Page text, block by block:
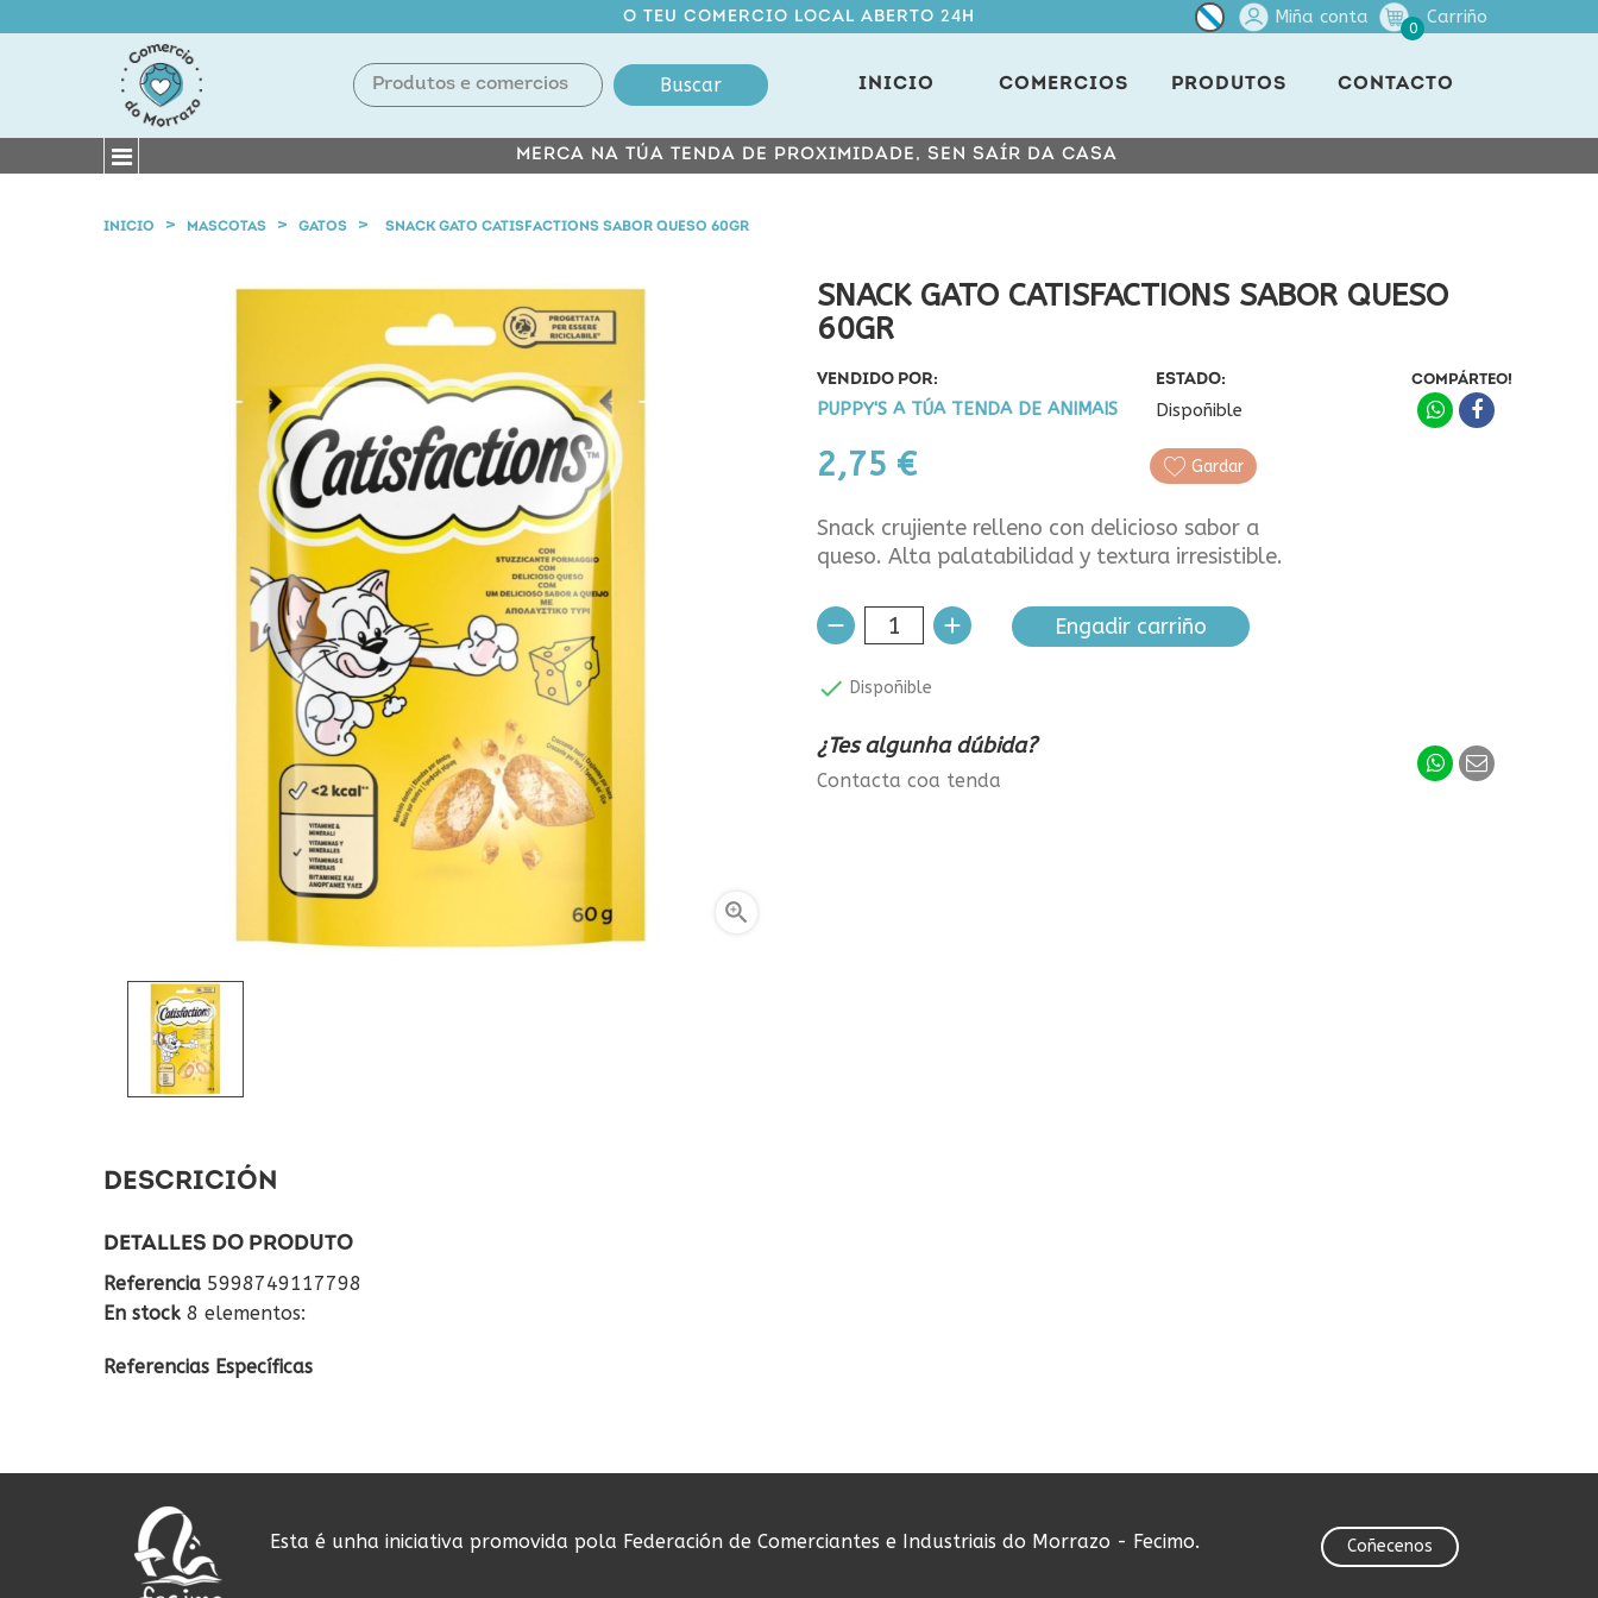
O TEU COMERCIO LOCAL ABERTO 24H Miña conta
0
Carriño
Buscar INICIO COMERCIOS PRODUTOS CONTACTO
MERCA NA TÚA TENDA DE PROXIMIDADE, SEN SAÍR DA CASA
INICIO MASCOTAS GATOS SNACK GATO CATISFACTIONS SABOR QUESO 60GR

SNACK GATO CATISFACTIONS SABOR QUESO
60GR
VENDIDO POR:
PUPPY'S A TÚA TENDA DE ANIMAIS
ESTADO:
Dispoñible
2,75 €
COMPÁRTEO!
Gardar
Snack crujiente relleno con delicioso sabor a
queso. Alta palatabilidad y textura irresistible.
Engadir carriño
 Dispoñible
¿Tes algunha dúbida?
Contacta coa tenda
DESCRICIÓN
DETALLES DO PRODUTO
Referencia 5998749117798
En stock 8 elementos:
Referencias Específicas
Esta é unha iniciativa promovida pola Federación de Comerciantes e Industriais do Morrazo - Fecimo. Coñecenos